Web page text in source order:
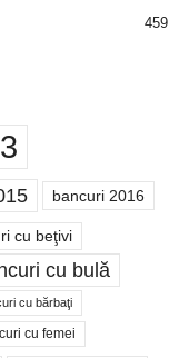
459
bancuri 2016
cu beţivi
cu bulă
cu bărbaţi
cu femei